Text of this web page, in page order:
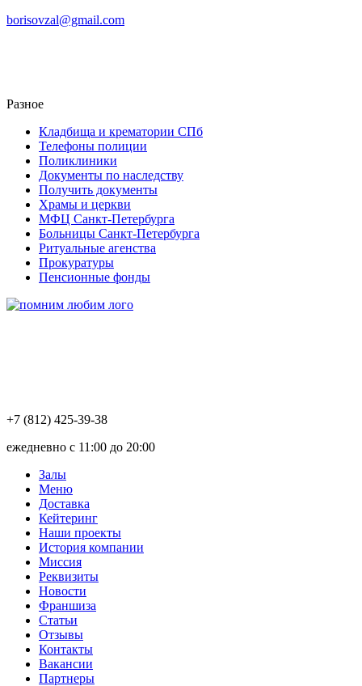
borisovzal@gmail.com
Разное
Кладбища и крематории СПб
Телефоны полиции
Поликлиники
Документы по наследству
Получить документы
Храмы и церкви
МФЦ Санкт-Петербурга
Больницы Санкт-Петербурга
Ритуальные агенства
Прокуратуры
Пенсионные фонды
+7 (812) 425-39-38
ежедневно с 11:00 до 20:00
Залы
Меню
Доставка
Кейтеринг
Наши проекты
История компании
Миссия
Реквизиты
Новости
Франшиза
Статьи
Отзывы
Контакты
Вакансии
Партнеры